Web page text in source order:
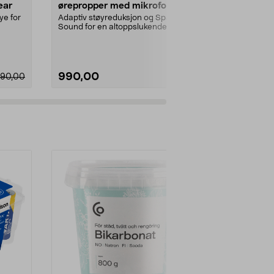
for
ørepropper med mikrofon,
svart
Adaptiv støyreduksjon og Spatial
Sound for en altoppslukende
990,00